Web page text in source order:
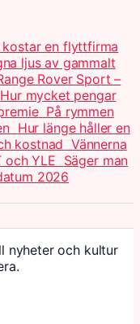
kostar en flyttfirma
ljus av gammalt
Rover Sport –
Hur mycket pengar
På rymmen
Hur länge håller en
kostnad Vännerna
och YLE Säger man
2026
nyheter och kultur